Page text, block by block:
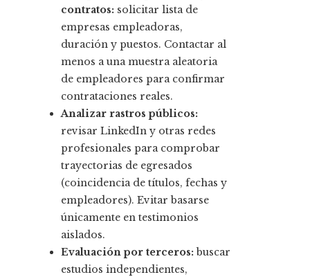
contratos: solicitar lista de
empresas empleadoras,
duración y puestos. Contactar al
menos a una muestra aleatoria
de empleadores para confirmar
contrataciones reales.
Analizar rastros públicos:
revisar LinkedIn y otras redes
profesionales para comprobar
trayectorias de egresados
(coincidencia de títulos, fechas y
empleadores). Evitar basarse
únicamente en testimonios
aislados.
Evaluación por terceros: buscar
estudios independientes,